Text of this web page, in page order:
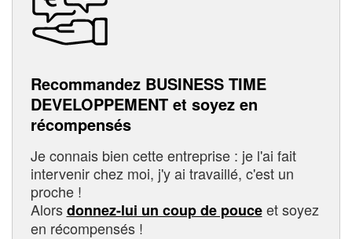
Recommandez BUSINESS TIME
DEVELOPPEMENT et soyez en
récompensés
Je connais bien cette entreprise : je l'ai fait
intervenir chez moi, j'y ai travaillé, c'est un
proche !
Alorsdonnez-lui un coup de pouceet soyez
en récompensés !